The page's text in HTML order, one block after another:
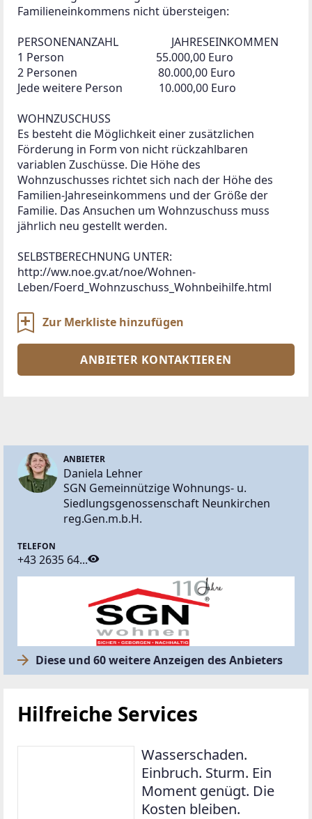
Familieneinkommens nicht übersteigen:
PERSONENANZAHL                   JAHRESEINKOMMEN
1 Person                                 55.000,00 Euro
2 Personen                             80.000,00 Euro
Jede weitere Person             10.000,00 Euro
WOHNZUSCHUSS
Es besteht die Möglichkeit einer zusätzlichen
Förderung in Form von nicht rückzahlbaren
variablen Zuschüsse. Die Höhe des
Wohnzuschusses richtet sich nach der Höhe des
Familien-Jahreseinkommens und der Größe der
Familie. Das Ansuchen um Wohnzuschuss muss
jährlich neu gestellt werden.
SELBSTBERECHNUNG UNTER:
http://ww.noe.gv.at/noe/Wohnen-
Zur Merkliste hinzufügen
ANBIETER KONTAKTIEREN
ANBIETER
Daniela Lehner
SGN Gemeinnützige Wohnungs- u.
Siedlungsgenossenschaft Neunkirchen
reg.Gen.m.b.H.
TELEFON
+43 2635 64...
Diese und 60 weitere Anzeigen des Anbieters
Hilfreiche Services
Wasserschaden.
Einbruch. Sturm. Ein
Moment genügt. Die
Kosten bleiben.